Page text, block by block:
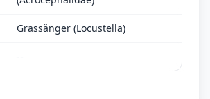
Grassänger (Locustella)
--